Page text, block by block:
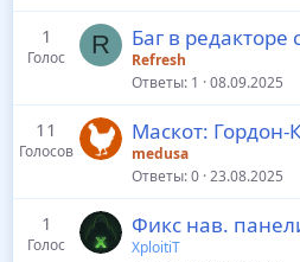
1
Голос R Баг в
Refresh
Ответы 1 08.09.2025
11
Голосов
Маскот: Гордон-
medusa
Ответы 0 23.08.2025
1
Голос
Фикс нав.
XploitiT